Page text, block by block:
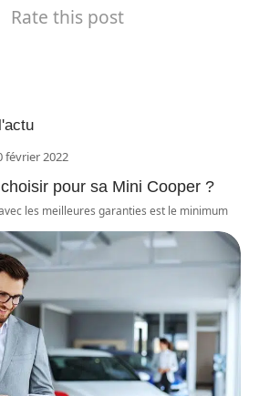
Rate this post
février 2022
pour sa Mini Cooper ?
les meilleures garanties est le minimum